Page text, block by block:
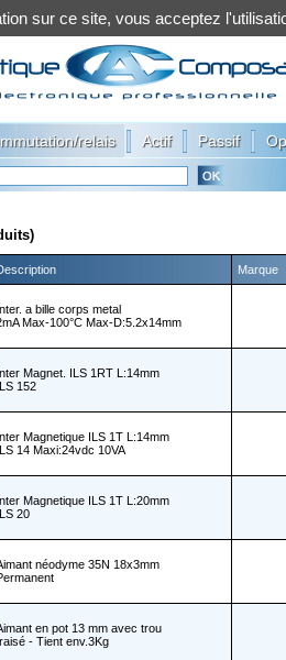
relais Actif Passif
Marque
a bille corps metal
Max-100°C Max-D:5.2x14mm
Magnet. ILS 1RT L:14mm
152
Magnetique ILS 1T L:14mm
14 Maxi:24vdc 10VA
Magnetique ILS 1T L:20mm
20
néodyme 35N 18x3mm
en pot 13 mm avec trou
- Tient env.3Kg
sur ce site, vous acceptez